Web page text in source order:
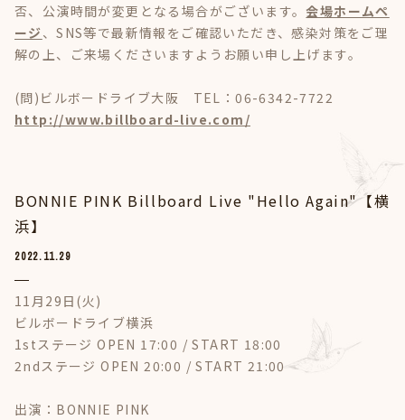
否、公演時間が変更となる場合がございます。 会場ホームペ
ージ、SNS等で最新情報をご確認いただき、感染対策をご理
解の上、ご来場くださいますようお願い申し上げます。
(問)ビルボードライブ大阪 TEL：06-6342-7722
http://www.billboard-live.com/
BONNIE PINK Billboard Live "Hello Again"【横
浜】
2022.11.29
11月29日(火)
ビルボードライブ横浜
1stステージ OPEN 17:00 / START 18:00
2ndステージ OPEN 20:00 / START 21:00
出演：BONNIE PINK